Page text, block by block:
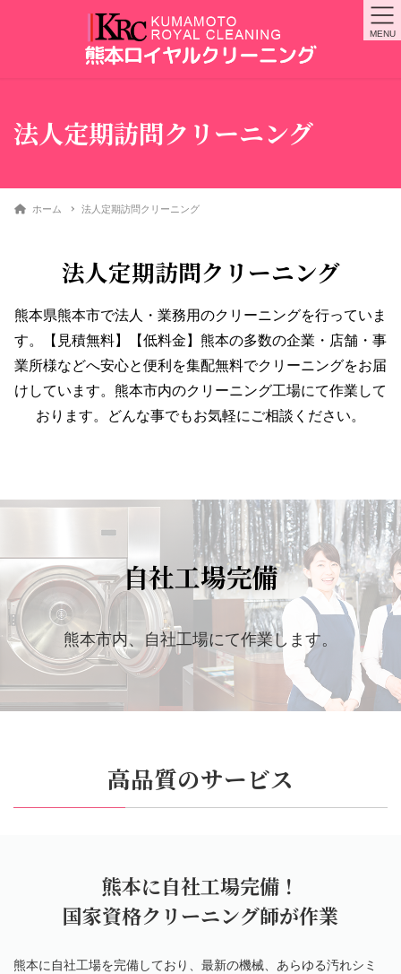
法人定期訪問クリーニング
ホーム 法人定期訪問クリーニング
法人定期訪問クリーニング
熊本県熊本市で法人・業務用のクリーニングを行っていま
す。【見積無料】【低料金】熊本の多数の企業・店舗・事
業所様などへ安心と便利を集配無料でクリーニングをお届
けしています。熊本市内のクリーニング工場にて作業して
おります。どんな事でもお気軽にご相談ください。
自社工場完備
熊本市内、自社工場にて作業します。
高品質のサービス
熊本に自社工場完備！
国家資格クリーニング師が作業
熊本に自社工場を完備しており、最新の機械、あらゆる汚れシミ
MENU